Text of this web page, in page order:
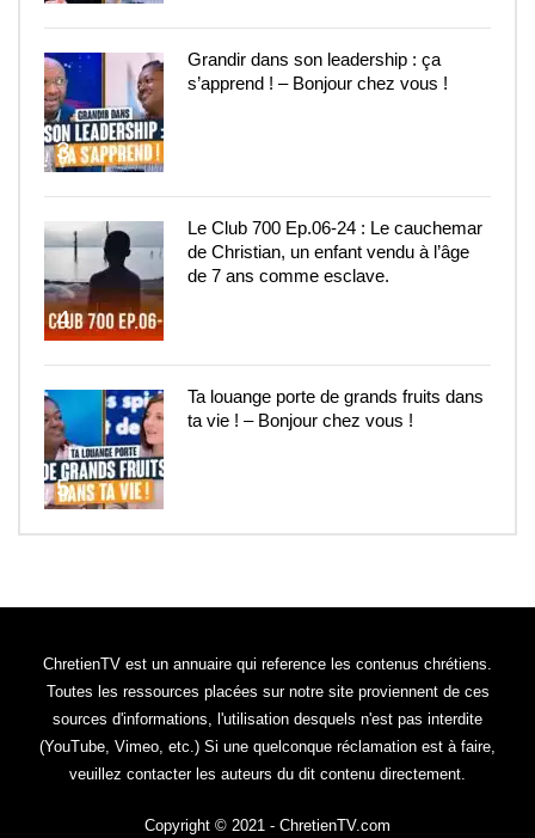
3
Grandir dans son leadership : ça
s’apprend ! – Bonjour chez vous !
4
Le Club 700 Ep.06-24 : Le cauchemar
de Christian, un enfant vendu à l’âge
de 7 ans comme esclave.
5
Ta louange porte de grands fruits dans
ta vie ! – Bonjour chez vous !
ChretienTV est un annuaire qui reference les contenus chrétiens.
Toutes les ressources placées sur notre site proviennent de ces
sources d'informations, l'utilisation desquels n'est pas interdite
(YouTube, Vimeo, etc.) Si une quelconque réclamation est à faire,
veuillez contacter les auteurs du dit contenu directement.
Copyright © 2021 - ChretienTV.com